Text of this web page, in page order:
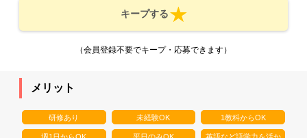
キープする
（会員登録不要でキープ・応募できます）
メリット
研修あり 未経験OK 1教科からOK